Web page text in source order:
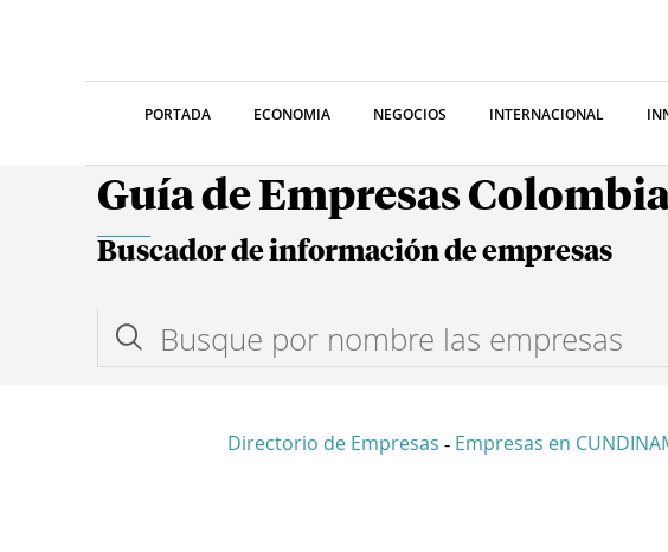
PORTADA ECONOMIA NEGOCIOS INTERNACIONAL
Guía de Empresas
Buscador de información de empresas
Directorio de Empresas - Empresas en